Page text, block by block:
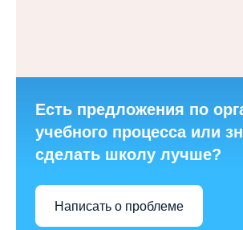
Есть предложения по
учебного процесса или
сделать школу лучше?
Написать о проблеме